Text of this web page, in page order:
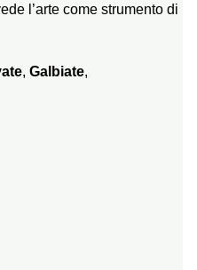
l’arte come strumento di
, Galbiate,